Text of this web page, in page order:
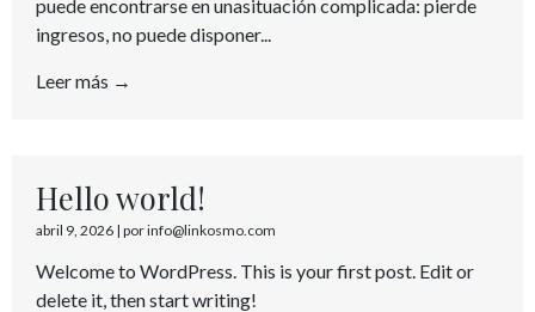
puede encontrarse en unasituación complicada: pierde
ingresos, no puede disponer...
Leer más →
Hello world!
abril 9, 2026 | por info@linkosmo.com
Welcome to WordPress. This is your first post. Edit or
delete it, then start writing!